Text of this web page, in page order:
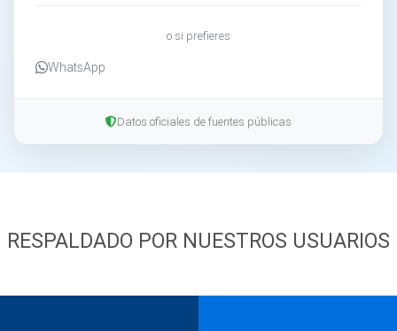
o si prefieres
WhatsApp
Datos oficiales de fuentes públicas
RESPALDADO POR NUESTROS USUARIOS